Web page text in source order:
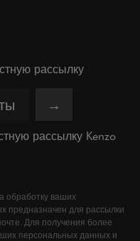
рассылку
→
рассылку Kenzo
обработку ваших
предназначен для рассылки
Для получения более
персональных данных и